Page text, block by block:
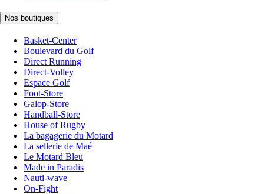
Nos boutiques
Basket-Center
Boulevard du Golf
Direct Running
Direct-Volley
Espace Golf
Foot-Store
Galop-Store
Handball-Store
House of Rugby
La bagagerie du Motard
La sellerie de Maé
Le Motard Bleu
Made in Paradis
Nauti-wave
On-Fight